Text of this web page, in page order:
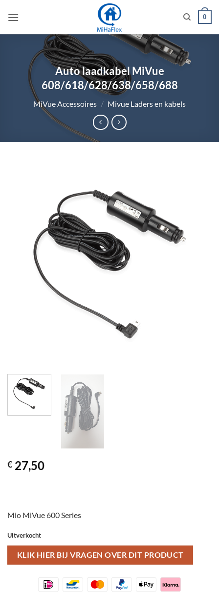
naar
0
Auto laadkabel MiVue
608/618/628/638/658/688
MiVue Accessoires / Mivue Laders en kabels
€ 27,50
Mio MiVue 600 Series
Uitverkocht
KLIK HIER BIJ VRAGEN OVER DIT PRODUCT